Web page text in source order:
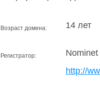
Возраст домена: 14 лет
Регистратор:
http://